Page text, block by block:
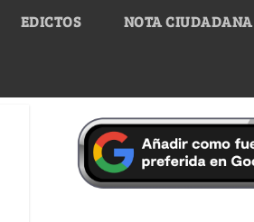
EDICTOS NOTA CIUDADANA